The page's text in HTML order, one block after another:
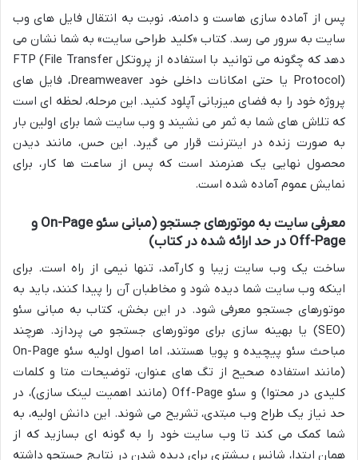
پس از آماده سازی هاست و دامنه، نوبت به انتقال فایل های وب
سایت به سرور می رسد. کتاب «کلید طراحی سایت» به شما نشان می
دهد که چگونه می توانید با استفاده از پروتکل FTP (File Transfer
Protocol) یا حتی امکانات داخلی خود Dreamweaver، فایل های
پروژه خود را به فضای میزبانی آپلود کنید. این مرحله، لحظه ای است
که تلاش های شما به ثمر می نشیند و وب سایت شما برای اولین بار
به صورت زنده در اینترنت قرار می گیرد. این حس، مانند دیدن
محصول نهایی یک هنرمند است که پس از ساعت ها کار، برای
نمایش عموم آماده شده است.
معرفی سایت به موتورهای جستجو (مبانی سئو On-Page و
Off-Page در حد ارائه شده در کتاب)
ساخت یک وب سایت زیبا و کارآمد، تنها نیمی از راه است. برای
اینکه وب سایت شما دیده شود و مخاطبان آن را پیدا کنند، باید به
موتورهای جستجو معرفی شود. در این بخش، کتاب به مبانی سئو
(SEO) یا بهینه سازی برای موتورهای جستجو می پردازد. هرچند
مباحث سئو پیچیده و پویا هستند، اما اصول اولیه سئو On-Page
(مانند استفاده صحیح از تگ های عنوان، توضیحات متا و کلمات
کلیدی در محتوا) و سئو Off-Page (مانند اهمیت لینک سازی)، در
حد نیاز یک طراح وب مبتدی، تشریح می شوند. این دانش اولیه، به
شما کمک می کند تا وب سایت خود را به گونه ای بسازید که از
همان ابتدا، شانس بیشتری برای دیده شدن در نتایج جستجو داشته